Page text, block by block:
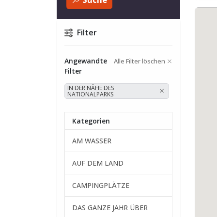
Filter
Angewandte
Filter
Alle Filter löschen
IN DER NÄHE DES
NATIONALPARKS
Kategorien
AM WASSER
AUF DEM LAND
CAMPINGPLÄTZE
DAS GANZE JAHR ÜBER